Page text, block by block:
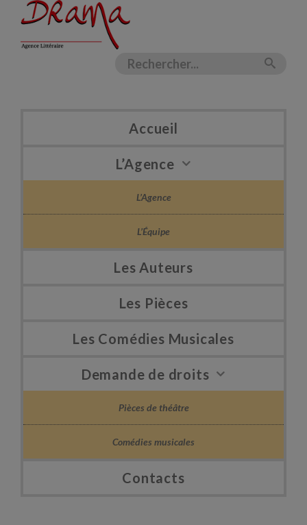
Accueil
L’Agence
L’Agence
L’Équipe
Les Auteurs
Les Pièces
Les Comédies Musicales
Demande de droits
Pièces de théâtre
Comédies musicales
Contacts